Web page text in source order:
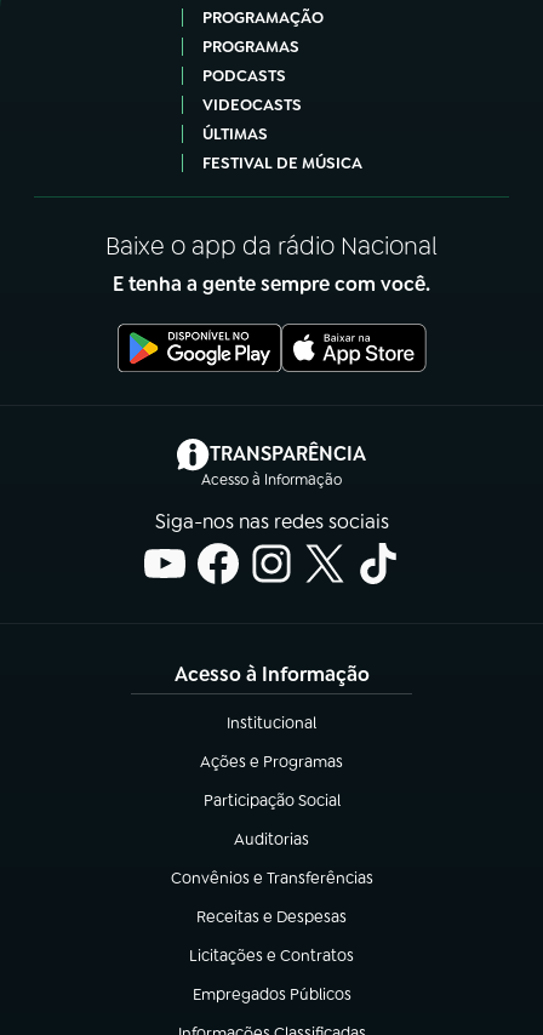
PROGRAMAÇÃO
PROGRAMAS
PODCASTS
VIDEOCASTS
ÚLTIMAS
FESTIVAL DE MÚSICA
Baixe o app da rádio Nacional
E tenha a gente sempre com você.
TRANSPARÊNCIA
Acesso à Informação
(abre em nova aba)
Siga-nos nas redes sociais
Acesso à Informação
Institucional
(abre em nova aba)
Ações e Programas
(abre em nova aba)
Participação Social
(abre em nova aba)
Auditorias
(abre em nova aba)
Convênios e Transferências
(abre em nova aba)
Receitas e Despesas
(abre em nova aba)
Licitações e Contratos
(abre em nova aba)
Empregados Públicos
(abre em nova aba)